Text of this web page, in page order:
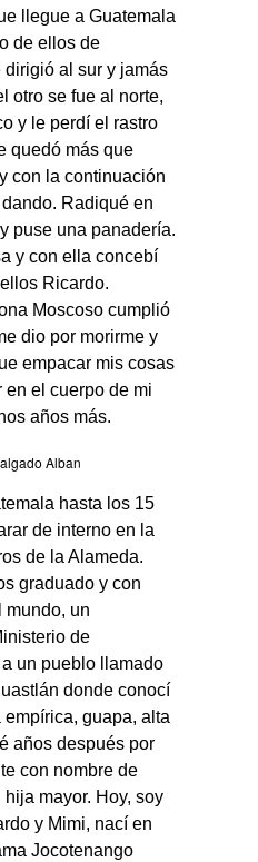
llegue a Guatemala
de ellos de
al sur y jamás
otro se fue al norte,
y le perdí el rastro
quedó más que
con la continuación
Radiqué en
puse una panadería.
y con ella concebí
Ricardo.
Moscoso cumplió
dio por morirme y
empacar mis cosas
en el cuerpo de mi
años más.
Alban
hasta los 15
de interno en la
de la Alameda.
graduado y con
mundo, un
de
un pueblo llamado
donde conocí
guapa, alta
años después por
con nombre de
mayor. Hoy, soy
y Mimi, nací en
Jocotenango